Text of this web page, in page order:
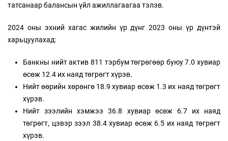
татсанаар балансын үйл ажиллагаагаа тэлэв.
2024 оны эхний хагас жилийн үр дүнг 2023 оны үр дүнтэй
харьцуулахад:
Банкны нийт актив 811 тэрбум төгрөгөөр буюу 7.0 хувиар
өсөж 12.4 их наяд төгрөгт хүрэв.
Нийт өөрийн хөрөнгө 18.9 хувиар өсөж 1.3 их наяд төгрөгт
хүрэв.
Нийт зээлийн хэмжээ 36.8 хувиар өсөж 6.7 их наяд
төгрөгт, цэвэр зээл 38.4 хувиар өсөж 6.5 их наяд төгрөгт
хүрэв.